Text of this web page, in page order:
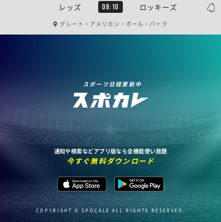
レッズ 08:10 ロッキーズ
グレート・アメリカン・ボール・パーク
スポーツ日程更新中
通知や検索などアプリ版なら全機能使い放題
今すぐ無料ダウンロード
COPYRIGHT © SPOCALE ALL RIGHTS RESERVED.